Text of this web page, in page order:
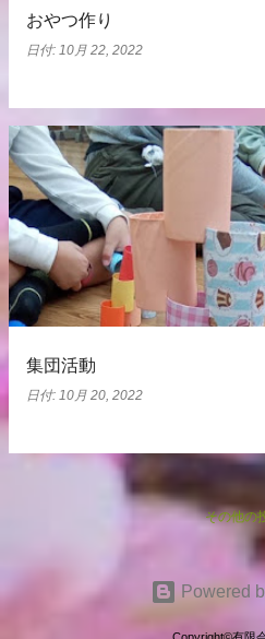
おやつ作り
日付: 10月 22, 2022
集団活動
日付: 10月 20, 2022
その他の
Powered